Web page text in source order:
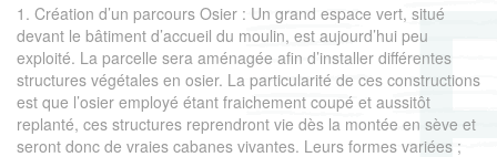
1. Création d’un parcours Osier : Un grand espace vert, situé
devant le bâtiment d’accueil du moulin, est aujourd’hui peu
exploité. La parcelle sera aménagée afin d’installer différentes
structures végétales en osier. La particularité de ces constructions
est que l’osier employé étant fraichement coupé et aussitôt
replanté, ces structures reprendront vie dès la montée en sève et
seront donc de vraies cabanes vivantes. Leurs formes variées ;